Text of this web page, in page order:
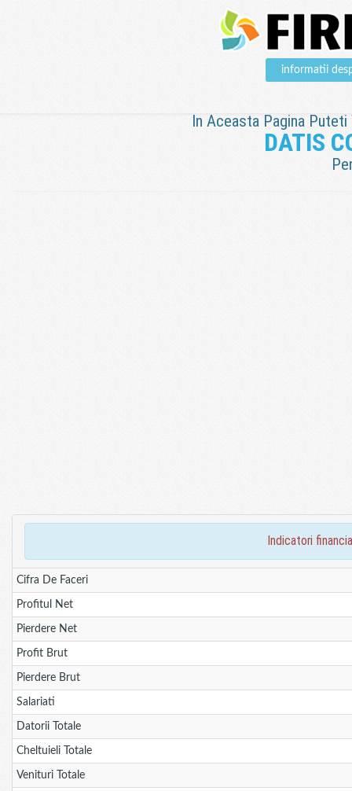
informatii
In Aceasta Pagina
DATIS
indicatori
Cifra De Faceri
Profitul Net
Pierdere Net
Profit Brut
Pierdere Brut
Salariati
Datorii Totale
Cheltuieli Totale
Venituri Totale